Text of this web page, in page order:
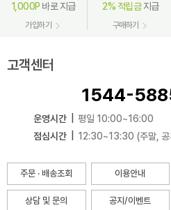
1,000P 바로 지급
가입하기
2% 적립금지급
구매하기
고객센터
1544-
운영시간
평일 10:00~16:00
점심시간
12:30~13:30 (주말, 공
주문 · 배송조회 이용안내
상담 및 문의 공지/이벤트